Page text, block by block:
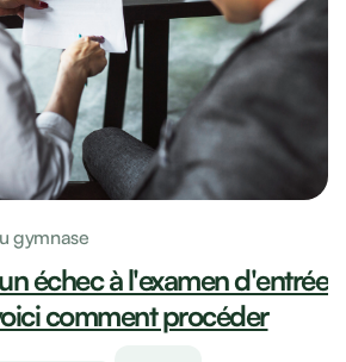
gymnase
échec à l'examen d'entrée
comment procéder